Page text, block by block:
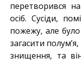
перетворився
осіб. Сусіди,
пожежу, але
загасити
знищення, та